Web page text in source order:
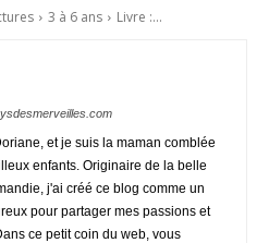
3 à 6 ans Livre :...
et je suis la maman comblée
enfants. Originaire de la belle
j'ai créé ce blog comme un
pour partager mes passions et
ce petit coin du web, vous